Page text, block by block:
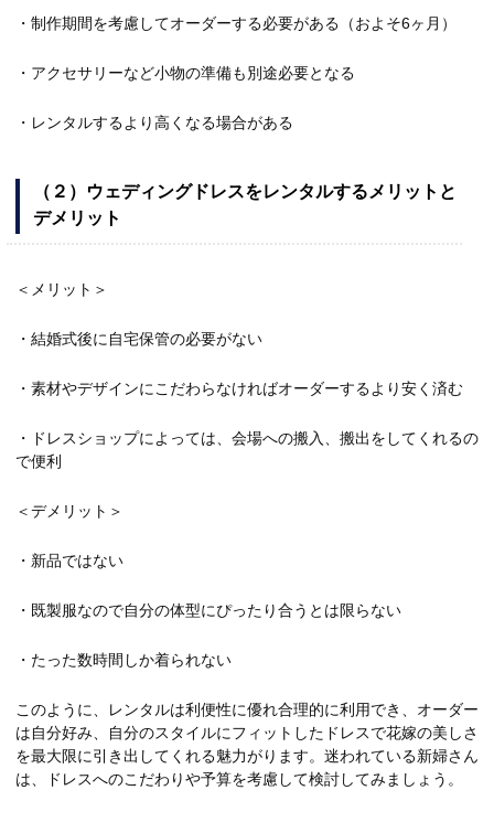
・制作期間を考慮してオーダーする必要がある（およそ6ヶ月）
・アクセサリーなど小物の準備も別途必要となる
・レンタルするより高くなる場合がある
（２）ウェディングドレスをレンタルするメリットと
デメリット
＜メリット＞
・結婚式後に自宅保管の必要がない
・素材やデザインにこだわらなければオーダーするより安く済む
・ドレスショップによっては、会場への搬入、搬出をしてくれるの
で便利
＜デメリット＞
・新品ではない
・既製服なので自分の体型にぴったり合うとは限らない
・たった数時間しか着られない
このように、レンタルは利便性に優れ合理的に利用でき、オーダー
は自分好み、自分のスタイルにフィットしたドレスで花嫁の美しさ
を最大限に引き出してくれる魅力がります。迷われている新婦さん
は、ドレスへのこだわりや予算を考慮して検討してみましょう。